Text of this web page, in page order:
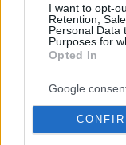
I want to opt-
Retention,
Personal Data
Purposes for
Opted In
Google
«Άκουσα
Τότε κατάλαβα
στην αρχή
κατάλαβα ότι
την κυρία
όροφο και να